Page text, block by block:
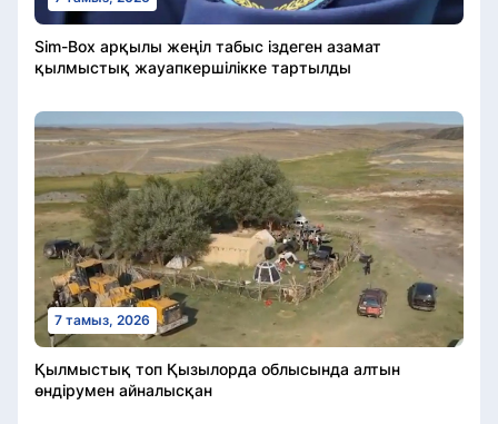
Sim-Box арқылы жеңіл табыс іздеген азамат
қылмыстық жауапкершілікке тартылды
7 тамыз, 2026
Қылмыстық топ Қызылорда облысында алтын
өндірумен айналысқан